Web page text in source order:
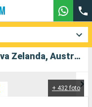
Crociera Celebrity Edge: Nuova Zelanda, Australia in partenza da Sydney
+ 432 foto